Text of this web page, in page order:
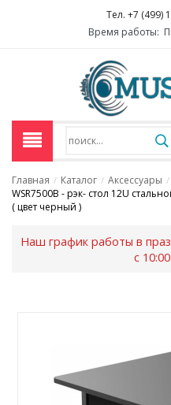
Тел. +7 (499)
Время работы:
Главная / Каталог / Аксессуары /
WSR7500B - рэк- стол 12U
( цвет черный )
Наш график работы в
с